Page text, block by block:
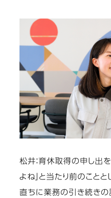
松井：育休取得の申し出を
よね」と当たり前のことと
直ちに業務の引き続き